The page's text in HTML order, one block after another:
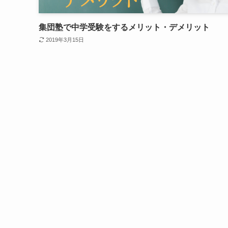
集団塾で中学受験をするメリット・デメリット
2019年3月15日